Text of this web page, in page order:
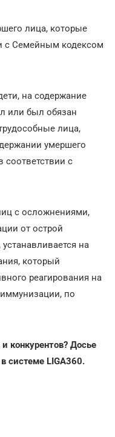
лица, которые
с Семейным кодексом
на содержание
или был обязан
лица,
умершего
соответствии с
с осложнениями,
от острой
на
который
реагирования на
по
конкурентов? Досье
системе LIGA360.